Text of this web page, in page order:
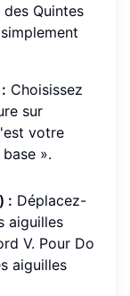
Quintes
Choisissez
sur
votre
».
: Déplacez-
aiguilles
V. Pour Do
aiguilles